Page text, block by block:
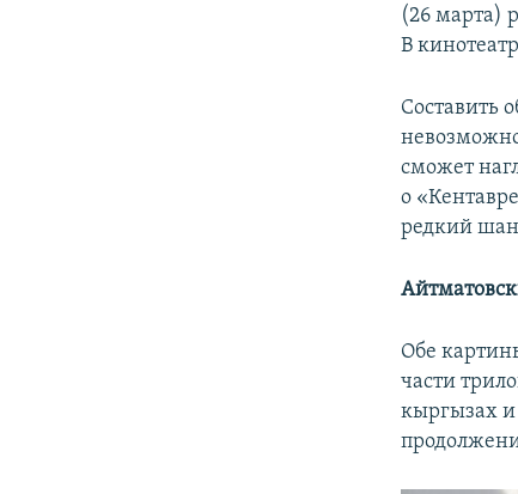
(26 марта)
В
Составить
сможет
о
редкий
Обе
части
кыргызах и